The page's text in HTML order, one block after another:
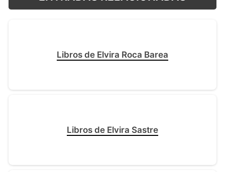
Libros de Elvira Roca Barea
Libros de Elvira Sastre